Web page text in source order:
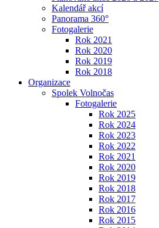
Kalendář akcí
Panorama 360°
Fotogalerie
Rok 2021
Rok 2020
Rok 2019
Rok 2018
Organizace
Spolek Volnočas
Fotogalerie
Rok 2025
Rok 2024
Rok 2023
Rok 2022
Rok 2021
Rok 2020
Rok 2019
Rok 2018
Rok 2017
Rok 2016
Rok 2015